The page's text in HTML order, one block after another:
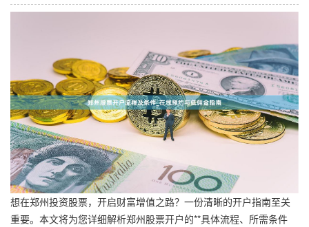
想在郑州投资股票，开启财富增值之路？一份清晰的开户指南至关
重要。本文将为您详细解析郑州股票开户的**具体流程、所需条件